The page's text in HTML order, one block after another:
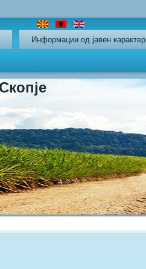
Информации од јавен карактер